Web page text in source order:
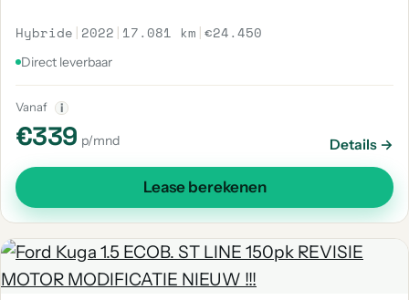
Hybride | 2022 | 17.081 km |€24.450
Direct leverbaar
Vanaf i
€339 p/mnd Details →
Lease berekenen